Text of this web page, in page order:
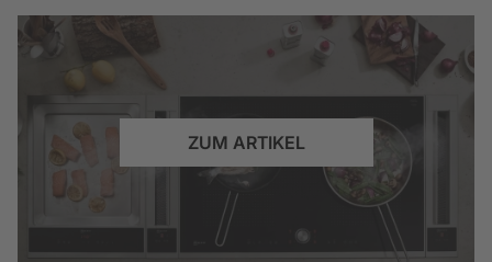
ZUM ARTIKEL